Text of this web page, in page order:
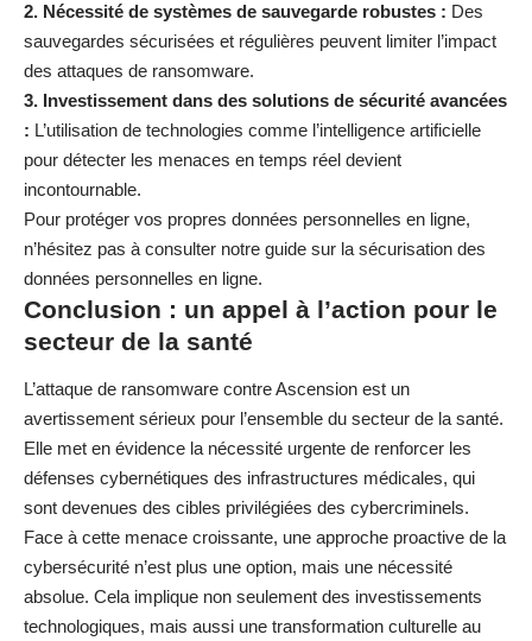
2. Nécessité de systèmes de sauvegarde robustes : Des
sauvegardes sécurisées et régulières peuvent limiter l’impact
des attaques de ransomware.
3. Investissement dans des solutions de sécurité avancées
: L’utilisation de technologies comme l’intelligence artificielle
pour détecter les menaces en temps réel devient
incontournable.
Pour protéger vos propres données personnelles en ligne,
n’hésitez pas à consulter notre guide sur la sécurisation des
données personnelles en ligne.
Conclusion : un appel à l’action pour le
secteur de la santé
L’attaque de ransomware contre Ascension est un
avertissement sérieux pour l’ensemble du secteur de la santé.
Elle met en évidence la nécessité urgente de renforcer les
défenses cybernétiques des infrastructures médicales, qui
sont devenues des cibles privilégiées des cybercriminels.
Face à cette menace croissante, une approche proactive de la
cybersécurité n’est plus une option, mais une nécessité
absolue. Cela implique non seulement des investissements
technologiques, mais aussi une transformation culturelle au